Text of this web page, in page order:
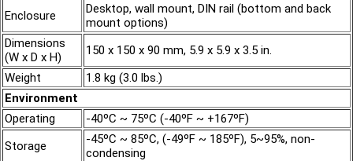
Enclosure
Desktop, wall mount, DIN rail (bottom and back
mount options)
Dimensions
(W x D x H)
150 x 150 x 90 mm, 5.9 x 5.9 x 3.5 in.
Weight
1.8 kg (3.0 lbs.)
Environment
Operating
-40ºC ~ 75ºC (-40ºF ~ +167ºF)
Storage
-45ºC ~ 85ºC, (-49ºF ~ 185ºF), 5~95%, non-
condensing